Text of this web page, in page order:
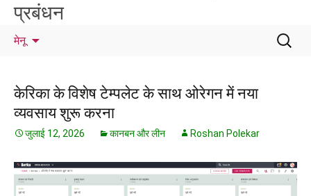
प्रबंधन
मेनू
निम्न
को
केरिका के विशेष टेम्पलेट के साथ ओरेगन में नया
व्यवसाय शुरू करना
जुलाई 12, 2026 कानबन और लीन Roshan Polekar